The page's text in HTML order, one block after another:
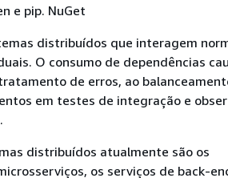
e pip. NuGet
distribuídos que interagem
O consumo de dependências
de erros, ao
em testes de integração e
distribuídos atualmente são os
os serviços de back-